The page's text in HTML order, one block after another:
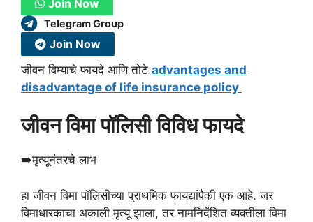
Join Now
Telegram Group
Join Now
जीवन विम्याचे फायदे आणि तोटे advantages and
disadvantage of life insurance policy
जीवन विमा पॉलिसी विविध फायदे
➡️मृत्यूनंतरचे लाभ
हा जीवन विमा पॉलिसीच्या प्राथमिक फायद्यांपैकी एक आहे. जर
विमाधारकाचा अकाली मृत्यू झाला, तर नामनिर्देशित व्यक्तीला विमा